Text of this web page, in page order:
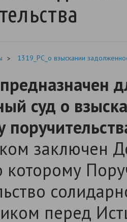
1319_РС_о взыскании
суд о
заключен
которому
перед